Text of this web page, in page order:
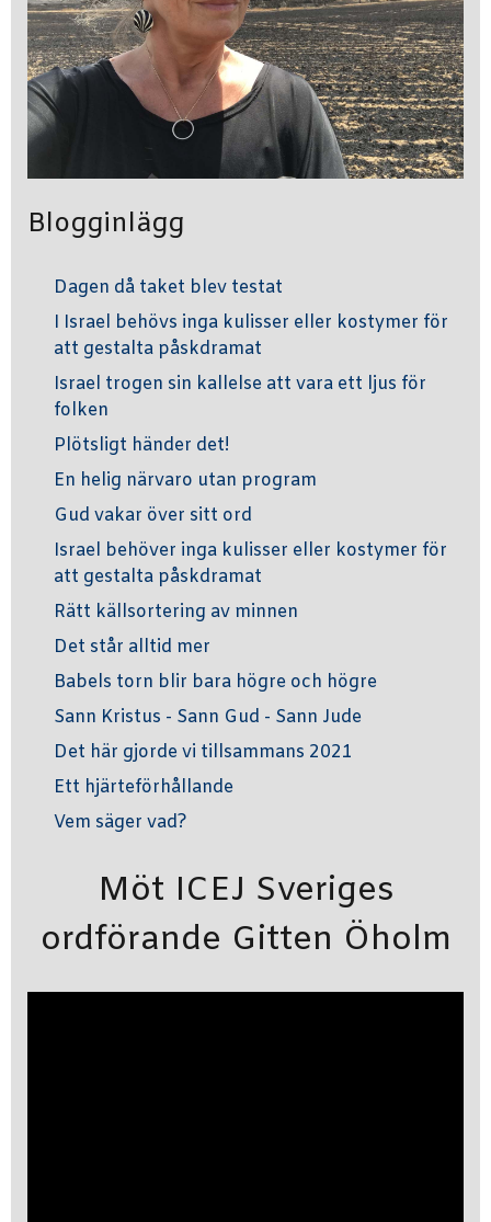
Blogginlägg
Dagen då taket blev testat
I Israel behövs inga kulisser eller kostymer för
att gestalta påskdramat
Israel trogen sin kallelse att vara ett ljus för
folken
Plötsligt händer det!
En helig närvaro utan program
Gud vakar över sitt ord
Israel behöver inga kulisser eller kostymer för
att gestalta påskdramat
Rätt källsortering av minnen
Det står alltid mer
Babels torn blir bara högre och högre
Sann Kristus - Sann Gud - Sann Jude
Det här gjorde vi tillsammans 2021
Ett hjärteförhållande
Vem säger vad?
Möt ICEJ Sveriges
ordförande Gitten Öholm